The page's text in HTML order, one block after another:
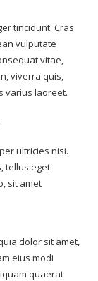
tincidunt. Cras
vulputate
vitae,
viverra quis,
varius laoreet.
ultricies nisi.
tellus eget
sit amet
dolor sit amet,
eius modi
quaerat